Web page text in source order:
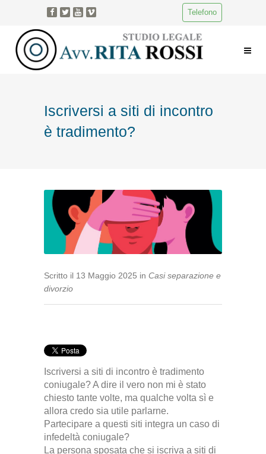
Telefono
Iscriversi a siti di incontro
è tradimento?
Scritto il 13 Maggio 2025 in Casi separazione e
divorzio
Iscriversi a siti di incontro è tradimento
coniugale? A dire il vero non mi è stato
chiesto tante volte, ma qualche volta sì e
allora credo sia utile parlarne.
Partecipare a questi siti integra un caso di
infedeltà coniugale?
La persona sposata che si iscriva a siti di